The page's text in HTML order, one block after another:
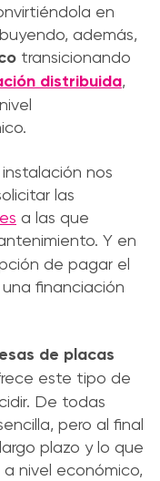
en
además,
transicionando
distribuida,
nos
las
a las que
Y en
de pagar el
financiación
de placas
este tipo de
De todas
pero al final
plazo y lo que
nivel económico,